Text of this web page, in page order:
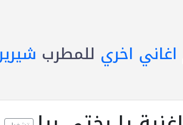
اغاني اخري للمطرب